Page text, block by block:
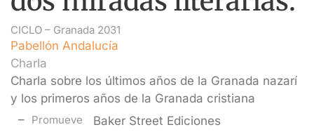
CICLO – Granada 2031
Pabellón Andalucía
Charla
Charla sobre los últimos años de la Granada nazarí
y los primeros años de la Granada cristiana
Promueve Baker Street Ediciones